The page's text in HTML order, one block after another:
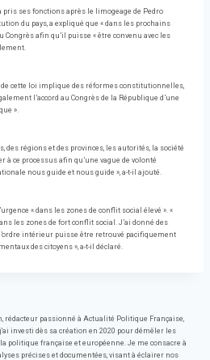
ses fonctions après le limogeage de Pedro
du pays, a expliqué que « dans les prochains
afin qu’il puisse « être convenu avec les
cette loi implique des réformes constitutionnelles,
l’accord au Congrès de la République d’une
».
des régions et des provinces, les autorités, la société
à ce processus afin qu’une vague de volonté
nous guide et nous guide », a-t-il ajouté.
« dans les zones de conflit social élevé ». «
les zones de fort conflit social. J’ai donné des
intérieur puisse être retrouvé pacifiquement
des citoyens », a-t-il déclaré.
rédacteur passionné à Actualité Politique Française,
investi dès sa création en 2020 pour démêler les
politique française et européenne. Je me consacre à
précises et documentées, visant à éclairer nos